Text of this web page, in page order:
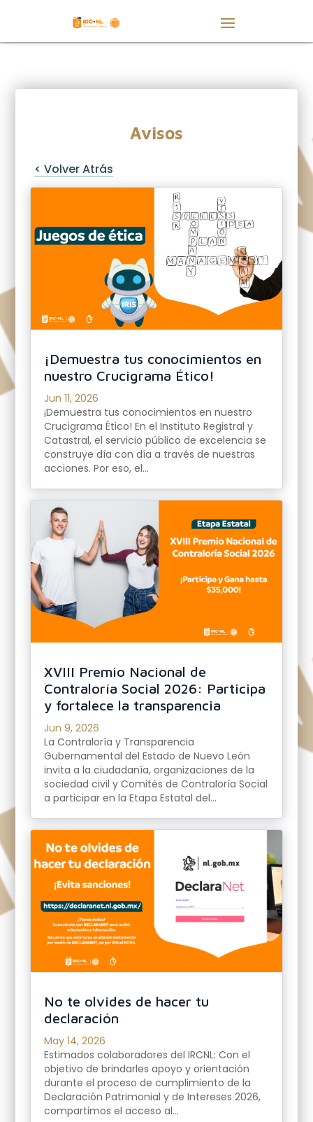
Avisos
< Volver Atrás
¡Demuestra tus conocimientos en
nuestro Crucigrama Ético!
Jun 11, 2026
¡Demuestra tus conocimientos en nuestro
Crucigrama Ético! En el Instituto Registral y
Catastral, el servicio público de excelencia se
construye día con día a través de nuestras
acciones. Por eso, el...
XVIII Premio Nacional de
Contraloría Social 2026: Participa
y fortalece la transparencia
Jun 9, 2026
La Contraloría y Transparencia
Gubernamental del Estado de Nuevo León
invita a la ciudadanía, organizaciones de la
sociedad civil y Comités de Contraloría Social
a participar en la Etapa Estatal del...
No te olvides de hacer tu
declaración
May 14, 2026
Estimados colaboradores del IRCNL: Con el
objetivo de brindarles apoyo y orientación
durante el proceso de cumplimiento de la
Declaración Patrimonial y de Intereses 2026,
compartimos el acceso al...